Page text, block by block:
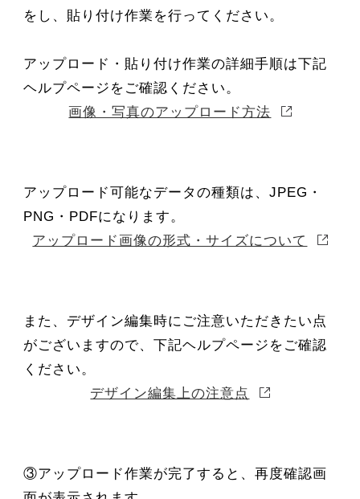
をし、貼り付け作業を行ってください。
アップロード・貼り付け作業の詳細手順は下記
ヘルプページをご確認ください。
画像・写真のアップロード方法
アップロード可能なデータの種類は、JPEG・
PNG・PDFになります。
アップロード画像の形式・サイズについて
また、デザイン編集時にご注意いただきたい点
がございますので、下記ヘルプページをご確認
ください。
デザイン編集上の注意点
③アップロード作業が完了すると、再度確認画